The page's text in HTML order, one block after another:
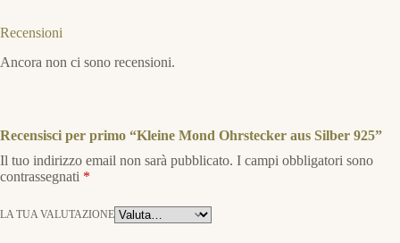
Recensioni
Ancora non ci sono recensioni.
Recensisci per primo “Kleine Mond Ohrstecker aus Silber 925”
Il tuo indirizzo email non sarà pubblicato. I campi obbligatori sono
contrassegnati *
LA TUA VALUTAZIONE